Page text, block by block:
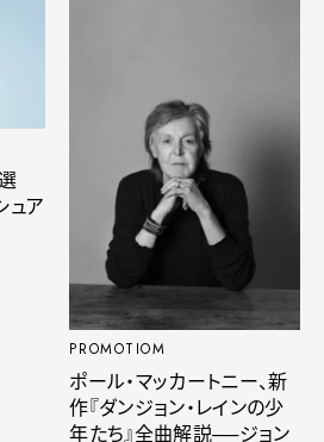
ュア
PROMOTIOM
ポール・マッカートニー、新
作『ダンジョン・レインの少
年たち』全曲解説──ジョン